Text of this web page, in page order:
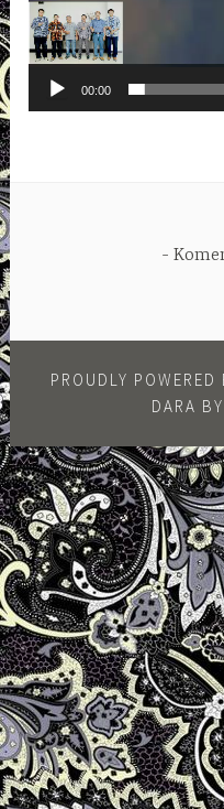
00:00
PROUDLY POWERED
DARA BY